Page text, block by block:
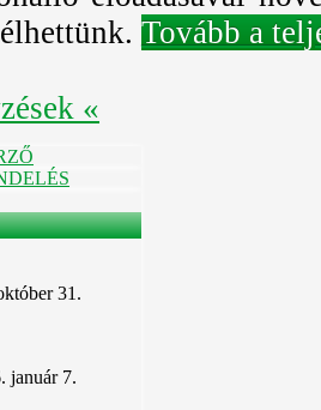
Tovább a
«
31.
január 7.